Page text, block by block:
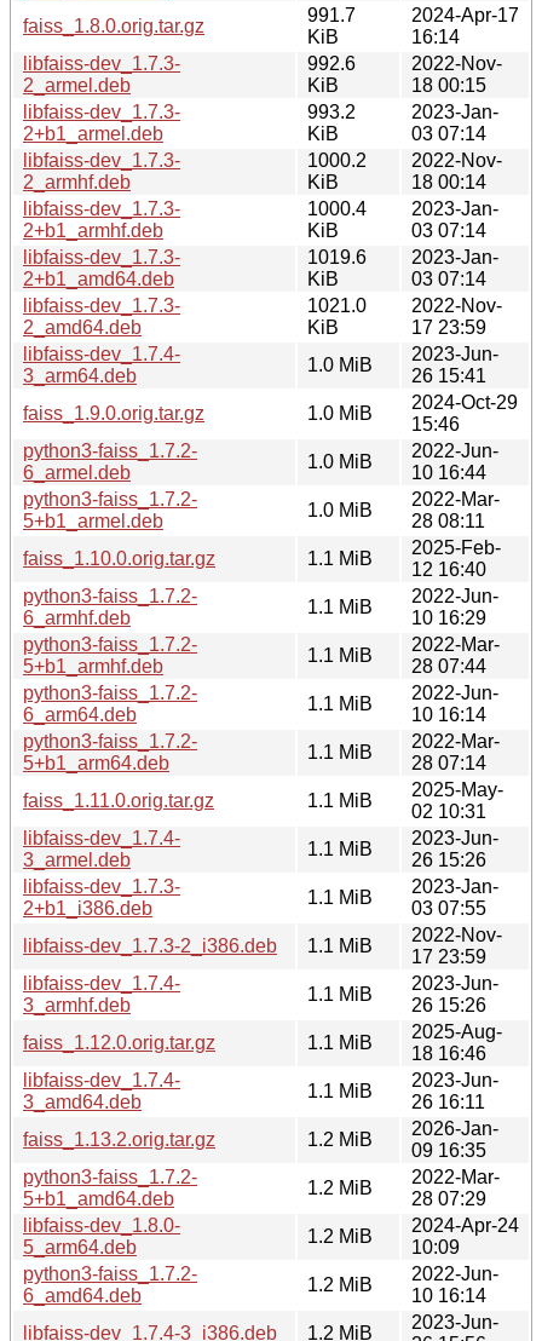
faiss_1.8.0.orig.tar.gz
991.7
KiB
2024-Apr-17
16:14
libfaiss-dev_1.7.3-
2_armel.deb
992.6
KiB
2022-Nov-
18 00:15
libfaiss-dev_1.7.3-
2+b1_armel.deb
993.2
KiB
2023-Jan-
03 07:14
libfaiss-dev_1.7.3-
2_armhf.deb
1000.2
KiB
2022-Nov-
18 00:14
libfaiss-dev_1.7.3-
2+b1_armhf.deb
1000.4
KiB
2023-Jan-
03 07:14
libfaiss-dev_1.7.3-
2+b1_amd64.deb
1019.6
KiB
2023-Jan-
03 07:14
libfaiss-dev_1.7.3-
2_amd64.deb
1021.0
KiB
2022-Nov-
17 23:59
libfaiss-dev_1.7.4-
3_arm64.deb
1.0 MiB
2023-Jun-
26 15:41
faiss_1.9.0.orig.tar.gz
1.0 MiB
2024-Oct-29
15:46
python3-faiss_1.7.2-
6_armel.deb
1.0 MiB
2022-Jun-
10 16:44
python3-faiss_1.7.2-
5+b1_armel.deb
1.0 MiB
2022-Mar-
28 08:11
faiss_1.10.0.orig.tar.gz
1.1 MiB
2025-Feb-
12 16:40
python3-faiss_1.7.2-
6_armhf.deb
1.1 MiB
2022-Jun-
10 16:29
python3-faiss_1.7.2-
5+b1_armhf.deb
1.1 MiB
2022-Mar-
28 07:44
python3-faiss_1.7.2-
6_arm64.deb
1.1 MiB
2022-Jun-
10 16:14
python3-faiss_1.7.2-
5+b1_arm64.deb
1.1 MiB
2022-Mar-
28 07:14
faiss_1.11.0.orig.tar.gz
1.1 MiB
2025-May-
02 10:31
libfaiss-dev_1.7.4-
3_armel.deb
1.1 MiB
2023-Jun-
26 15:26
libfaiss-dev_1.7.3-
2+b1_i386.deb
1.1 MiB
2023-Jan-
03 07:55
libfaiss-dev_1.7.3-2_i386.deb
1.1 MiB
2022-Nov-
17 23:59
libfaiss-dev_1.7.4-
3_armhf.deb
1.1 MiB
2023-Jun-
26 15:26
faiss_1.12.0.orig.tar.gz
1.1 MiB
2025-Aug-
18 16:46
libfaiss-dev_1.7.4-
3_amd64.deb
1.1 MiB
2023-Jun-
26 16:11
faiss_1.13.2.orig.tar.gz
1.2 MiB
2026-Jan-
09 16:35
python3-faiss_1.7.2-
5+b1_amd64.deb
1.2 MiB
2022-Mar-
28 07:29
libfaiss-dev_1.8.0-
5_arm64.deb
1.2 MiB
2024-Apr-24
10:09
python3-faiss_1.7.2-
6_amd64.deb
1.2 MiB
2022-Jun-
10 16:14
libfaiss-dev_1.7.4-3_i386.deb
1.2 MiB
2023-Jun-